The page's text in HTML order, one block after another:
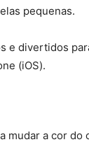
pequenas.
e divertidos
(iOS).
mudar a cor do